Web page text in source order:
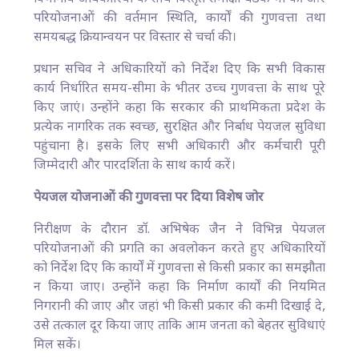
परियोजनाओं की वर्तमान स्थिति, कार्यों की गुणवत्ता तथा
समयबद्ध क्रियान्वयन पर विस्तार से चर्चा की।
प्रधान सचिव ने अधिकारियों को निर्देश दिए कि सभी विकास
कार्य निर्धारित समय-सीमा के भीतर उच्च गुणवत्ता के साथ पूरे
किए जाएं। उन्होंने कहा कि सरकार की प्राथमिकता प्रदेश के
प्रत्येक नागरिक तक स्वच्छ, सुरक्षित और निर्बाध पेयजल सुविधा
पहुंचाना है। इसके लिए सभी अधिकारी और कर्मचारी पूरी
जिम्मेदारी और पारदर्शिता के साथ कार्य करें।
पेयजल योजनाओं की गुणवत्ता पर दिया विशेष जोर
निरीक्षण के दौरान डॉ. अभिषेक जैन ने विभिन्न पेयजल
परियोजनाओं की प्रगति का अवलोकन करते हुए अधिकारियों
को निर्देश दिए कि कार्यों में गुणवत्ता से किसी प्रकार का समझौता
न किया जाए। उन्होंने कहा कि निर्माण कार्यों की नियमित
निगरानी की जाए और जहां भी किसी प्रकार की कमी दिखाई दे,
उसे तत्काल दूर किया जाए ताकि आम जनता को बेहतर सुविधाएं
मिल सकें।